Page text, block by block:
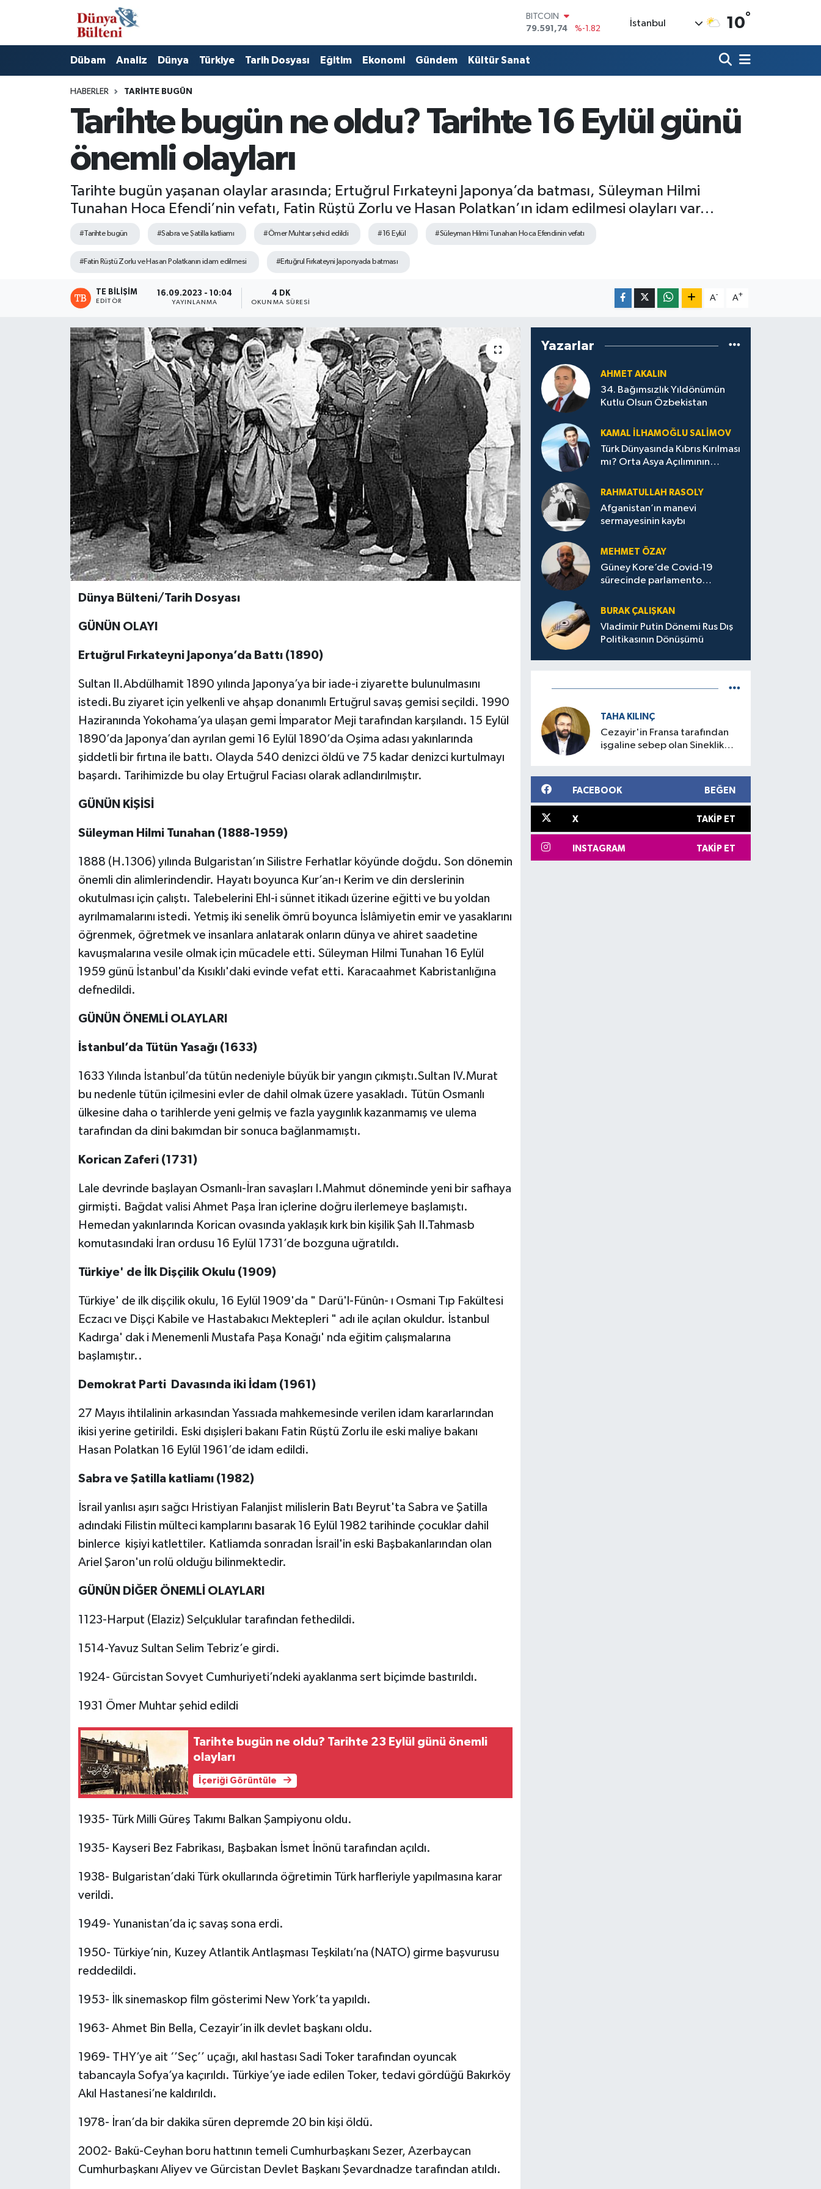
BITCOIN
79.591,74
%-1.82
EURO
53,38690
%0.19
G.ALTIN
6862,09000
%0.19
BİST100
İstanbul 10°
Dübam Analiz Dünya Türkiye Tarih Dosyası Eğitim Ekonomi Gündem Kültür Sanat
HABERLER TARIHTE BUGÜN
Tarihte bugün ne oldu? Tarihte 16 Eylül günü
önemli olayları
Tarihte bugün yaşanan olaylar arasında; Ertuğrul Fırkateyni Japonya’da batması, Süleyman Hilmi
Tunahan Hoca Efendi’nin vefatı, Fatin Rüştü Zorlu ve Hasan Polatkan’ın idam edilmesi olayları var…
#Tarihte bugün #Sabra ve Şatilla katliamı #Ömer Muhtar şehid edildi #16 Eylül #Süleyman Hilmi Tunahan Hoca Efendinin vefatı
#Fatin Rüştü Zorlu ve Hasan Polatkanın idam edilmesi #Ertuğrul Fırkateyni Japonyada batması
TE BILIŞIM
EDITÖR
16.09.2023 - 10:04
YAYINLANMA
4 DK
OKUNMA SÜRESI
A- A+
Dünya Bülteni/Tarih Dosyası
GÜNÜN OLAYI
Ertuğrul Fırkateyni Japonya’da Battı (1890)
Sultan II.Abdülhamit 1890 yılında Japonya’ya bir iade-i ziyarette bulunulmasını
istedi.Bu ziyaret için yelkenli ve ahşap donanımlı Ertuğrul savaş gemisi seçildi. 1990
Haziranında Yokohama’ya ulaşan gemi İmparator Meji tarafından karşılandı. 15 Eylül
1890’da Japonya’dan ayrılan gemi 16 Eylül 1890’da Oşima adası yakınlarında
şiddetli bir fırtına ile battı. Olayda 540 denizci öldü ve 75 kadar denizci kurtulmayı
başardı. Tarihimizde bu olay Ertuğrul Faciası olarak adlandırılmıştır.
GÜNÜN KİŞİSİ
Süleyman Hilmi Tunahan (1888-1959)
1888 (H.1306) yılında Bulgaristan’ın Silistre Ferhatlar köyünde doğdu. Son dönemin
önemli din alimlerindendir. Hayatı boyunca Kur’an-ı Kerim ve din derslerinin
okutulması için çalıştı. Talebelerini Ehl-i sünnet itikadı üzerine eğitti ve bu yoldan
ayrılmamalarını istedi. Yetmiş iki senelik ömrü boyunca İslâmiyetin emir ve yasaklarını
öğrenmek, öğretmek ve insanlara anlatarak onların dünya ve ahiret saadetine
kavuşmalarına vesile olmak için mücadele etti. Süleyman Hilmi Tunahan 16 Eylül
1959 günü İstanbul'da Kısıklı'daki evinde vefat etti. Karacaahmet Kabristanlığına
defnedildi.
GÜNÜN ÖNEMLİ OLAYLARI
İstanbul’da Tütün Yasağı (1633)
1633 Yılında İstanbul’da tütün nedeniyle büyük bir yangın çıkmıştı.Sultan IV.Murat
bu nedenle tütün içilmesini evler de dahil olmak üzere yasakladı. Tütün Osmanlı
ülkesine daha o tarihlerde yeni gelmiş ve fazla yaygınlık kazanmamış ve ulema
tarafından da dini bakımdan bir sonuca bağlanmamıştı.
Korican Zaferi (1731)
Lale devrinde başlayan Osmanlı-İran savaşları I.Mahmut döneminde yeni bir safhaya
girmişti. Bağdat valisi Ahmet Paşa İran içlerine doğru ilerlemeye başlamıştı.
Hemedan yakınlarında Korican ovasında yaklaşık kırk bin kişilik Şah II.Tahmasb
komutasındaki İran ordusu 16 Eylül 1731’de bozguna uğratıldı.
Türkiye' de İlk Dişçilik Okulu (1909)
Türkiye' de ilk dişçilik okulu, 16 Eylül 1909'da " Darü'l-Fünûn- ı Osmani Tıp Fakültesi
Eczacı ve Dişçi Kabile ve Hastabakıcı Mektepleri " adı ile açılan okuldur. İstanbul
Kadırga' dak i Menemenli Mustafa Paşa Konağı' nda eğitim çalışmalarına
başlamıştır..
Demokrat Parti Davasında iki İdam (1961)
27 Mayıs ihtilalinin arkasından Yassıada mahkemesinde verilen idam kararlarından
ikisi yerine getirildi. Eski dışişleri bakanı Fatin Rüştü Zorlu ile eski maliye bakanı
Hasan Polatkan 16 Eylül 1961’de idam edildi.
Sabra ve Şatilla katliamı (1982)
İsrail yanlısı aşırı sağcı Hristiyan Falanjist milislerin Batı Beyrut'ta Sabra ve Şatilla
adındaki Filistin mülteci kamplarını basarak 16 Eylül 1982 tarihinde çocuklar dahil
binlerce kişiyi katlettiler. Katliamda sonradan İsrail'in eski Başbakanlarından olan
Ariel Şaron'un rolü olduğu bilinmektedir.
GÜNÜN DİĞER ÖNEMLİ OLAYLARI
1123-Harput (Elaziz) Selçuklular tarafından fethedildi.
1514-Yavuz Sultan Selim Tebriz’e girdi.
1924- Gürcistan Sovyet Cumhuriyeti’ndeki ayaklanma sert biçimde bastırıldı.
1931 Ömer Muhtar şehid edildi
Tarihte bugün ne oldu? Tarihte 23 Eylül günü önemli
olayları
İçeriği Görüntüle
1935- Türk Milli Güreş Takımı Balkan Şampiyonu oldu.
1935- Kayseri Bez Fabrikası, Başbakan İsmet İnönü tarafından açıldı.
1938- Bulgaristan’daki Türk okullarında öğretimin Türk harfleriyle yapılmasına karar
verildi.
1949- Yunanistan’da iç savaş sona erdi.
1950- Türkiye’nin, Kuzey Atlantik Antlaşması Teşkilatı’na (NATO) girme başvurusu
reddedildi.
1953- İlk sinemaskop film gösterimi New York’ta yapıldı.
1963- Ahmet Bin Bella, Cezayir’in ilk devlet başkanı oldu.
1969- THY’ye ait ‘’Seç’’ uçağı, akıl hastası Sadi Toker tarafından oyuncak
tabancayla Sofya’ya kaçırıldı. Türkiye’ye iade edilen Toker, tedavi gördüğü Bakırköy
Akıl Hastanesi’ne kaldırıldı.
1978- İran’da bir dakika süren depremde 20 bin kişi öldü.
2002- Bakü-Ceyhan boru hattının temeli Cumhurbaşkanı Sezer, Azerbaycan
Cumhurbaşkanı Aliyev ve Gürcistan Devlet Başkanı Şevardnadze tarafından atıldı.
Yazarlar
AHMET AKALIN
34. Bağımsızlık Yıldönümün
Kutlu Olsun Özbekistan
KAMAL İLHAMOĞLU SALIMOV
Türk Dünyasında Kıbrıs Kırılması
mı? Orta Asya Açılımının
Yansımaları
RAHMATULLAH RASOLY
Afganistan’ın manevi
sermayesinin kaybı
MEHMET ÖZAY
Güney Kore’de Covid-19
sürecinde parlamento
BURAK ÇALIŞKAN
Vladimir Putin Dönemi Rus Dış
Politikasının Dönüşümü
TAHA KILINÇ
Cezayir'in Fransa tarafından
işgaline sebep olan Sineklik
FACEBOOK BEĞEN
X TAKIP ET
INSTAGRAM TAKIP ET
Nöbetçi Eczaneler
Hava Durumu
Namaz Vakitleri
Süper Lig Puan Durumu ve Fikstür
Tüm Manşetler
Son Dakika Haberleri
Haber Arşivi